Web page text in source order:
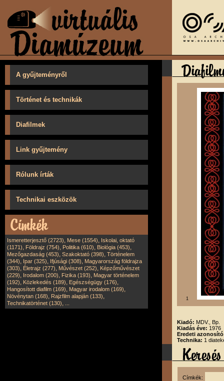
A gyűjteményről
Történet és technikák
Diafilmek
Link gyűjtemény
Rólunk írták
Technikai eszközök
Ismeretterjesztő (2723), Mese (1554), Iskolai, oktató
(1171), Földrajz (754), Politika (610), Biológia (453),
Mezőgazdaság (453), Szakoktató (398), Történelem
(344), Ipar (325), Ifjúsági (308), Magyarország földrajza
(303), Életrajz (277), Művészet (252), Képzőművészet
(229), Irodalom (200), Fizika (193), Magyar történelem
(192), Közlekedés (189), Egészségügy (176),
Hangosított diafilm (169), Magyar irodalom (169),
Növénytan (168), Rajzfilm alapján (133),
Technikatörténet (130),
1
Kiadó: MDV., Bp.
Kiadás éve: 1976
Eredeti
Technika: 1
Címkék: